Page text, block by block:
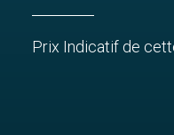
Prix Indicatif de